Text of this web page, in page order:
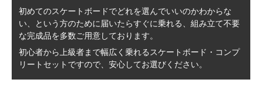
初めてのスケートボードでどれを選んでいいのかわからな
い、
という方のために届いたらすぐに乗れる、 組み立て不要
な完成品を多数ご用意しております。
初心者から上級者まで幅広く乗れる スケートボード・コンプ
リートセットですので、 安心してお選びください。